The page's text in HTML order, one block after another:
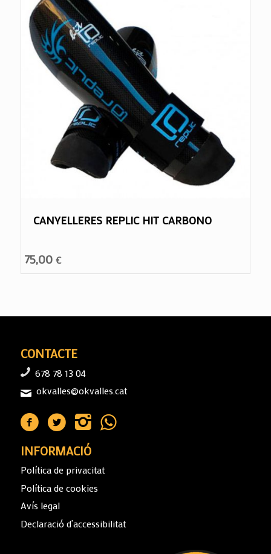
CANYELLERES REPLIC HIT CARBONO
75,00 €
CONTACTE
678 78 13 04
okvalles@okvalles.cat
INFORMACIÓ
Política de privacitat
Política de cookies
Avís legal
Declaració d’accessibilitat